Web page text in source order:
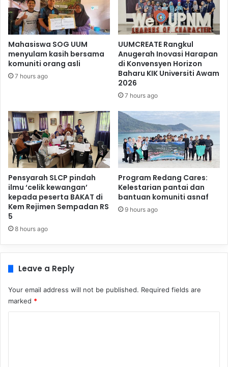
Mahasiswa SOG UUM
menyulam kasih bersama
komuniti orang asli
7 hours ago
UUMCREATE Rangkul
Anugerah Inovasi Harapan
di Konvensyen Horizon
Baharu KIK Universiti Awam
2026
7 hours ago
Pensyarah SLCP pindah
ilmu ‘celik kewangan’
kepada peserta BAKAT di
Kem Rejimen Sempadan RS
5
8 hours ago
Program Redang Cares:
Kelestarian pantai dan
bantuan komuniti asnaf
9 hours ago
Leave a Reply
Your email address will not be published. Required fields are
marked *